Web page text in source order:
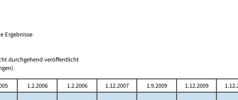
Ergebnisse
durchgehend veröffentlicht
1.2.2006 1.2.2006 1.12.2007 1.9.2009 1.12.2009